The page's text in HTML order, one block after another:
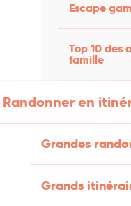
Escape
Top 10 des
famille
Randonner en
Grandes
Grands